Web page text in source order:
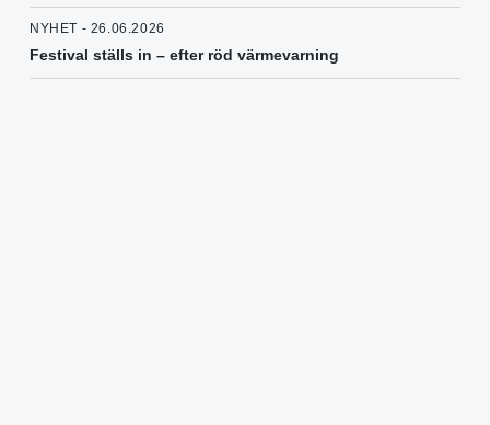
NYHET - 26.06.2026
Festival ställs in – efter röd värmevarning